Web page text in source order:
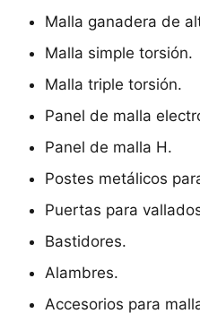
Malla ganadera de
Malla simple torsión.
Malla triple torsión.
Panel de malla
Panel de malla H.
Postes metálicos
Puertas para
Bastidores.
Alambres.
Accesorios para